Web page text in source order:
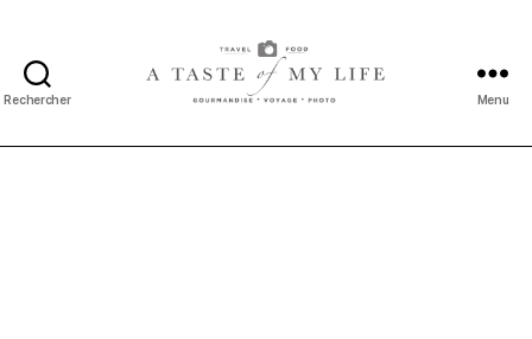
Rechercher
taste
Menu